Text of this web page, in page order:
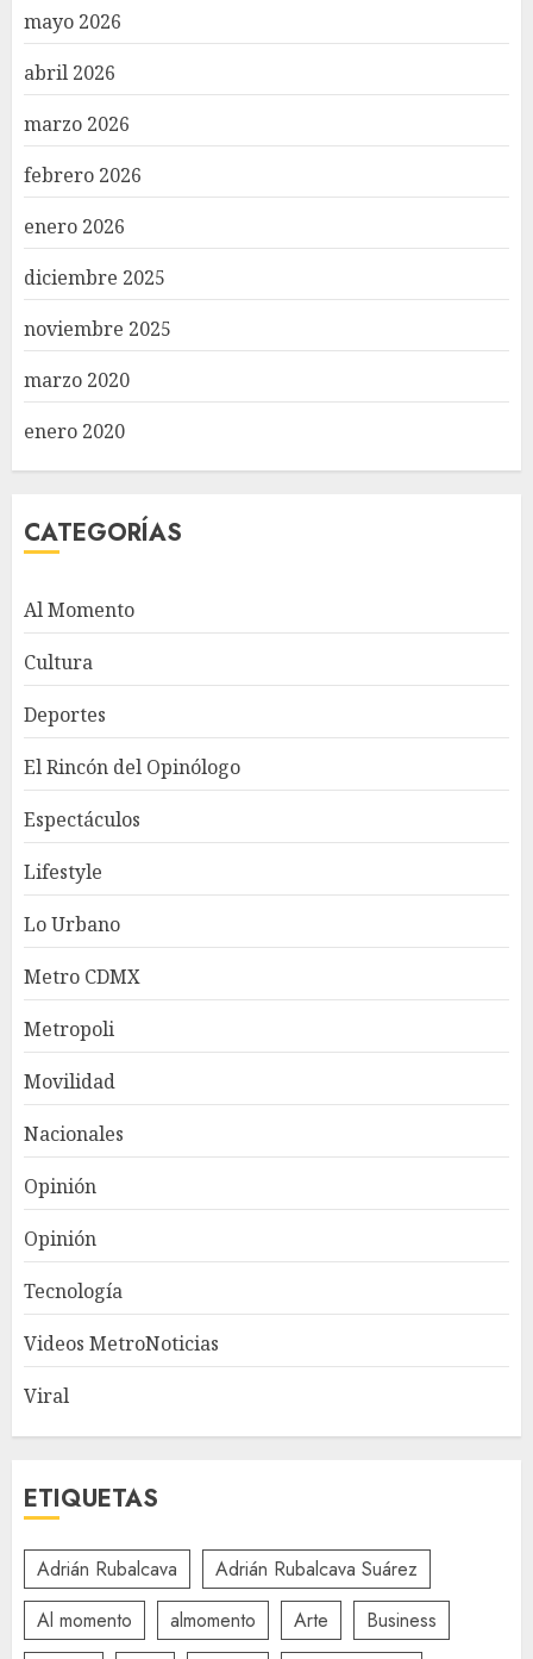
mayo 2026
abril 2026
marzo 2026
febrero 2026
enero 2026
diciembre 2025
noviembre 2025
marzo 2020
enero 2020
CATEGORÍAS
Al Momento
Cultura
Deportes
El Rincón del Opinólogo
Espectáculos
Lifestyle
Lo Urbano
Metro CDMX
Metropoli
Movilidad
Nacionales
Opinión
Opinión
Tecnología
Videos MetroNoticias
Viral
ETIQUETAS
Adrián Rubalcava
Adrián Rubalcava Suárez
Al momento
almomento Arte
Business